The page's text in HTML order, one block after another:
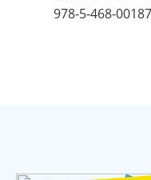
978-5-468-